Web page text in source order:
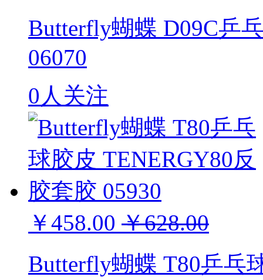
Butterfly蝴蝶 D09C乒
06070
0人关注
￥458.00 ￥628.00
Butterfly蝴蝶 T80乒乓